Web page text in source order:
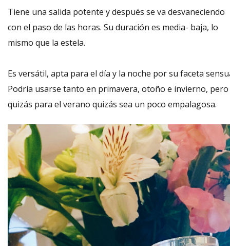
Tiene una salida potente y después se va desvaneciendo
con el paso de las horas. Su duración es media- baja, lo
mismo que la estela.
Es versátil, apta para el día y la noche por su faceta
Podría usarse tanto en primavera, otoño e invierno, pero
quizás para el verano quizás sea un poco empalagosa.